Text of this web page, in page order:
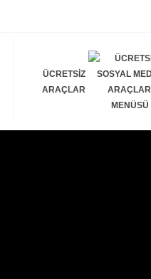
ÜCRETSIZ
ARAÇLAR